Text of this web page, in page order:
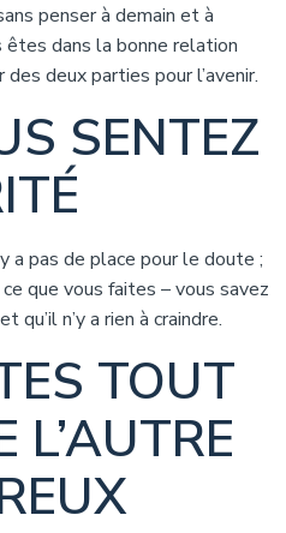
penser à demain et à
êtes dans la bonne relation
deux parties pour l’avenir.
SENTEZ
a pas de place pour le doute ;
que vous faites – vous savez
qu’il n’y a rien à craindre.
TOUT
L’AUTRE